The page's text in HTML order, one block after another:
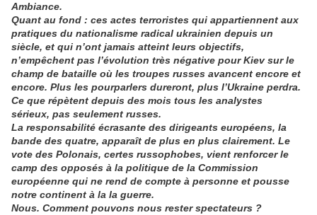
Ambiance.
Quant au fond : ces actes terroristes qui appartiennent aux
pratiques du nationalisme radical ukrainien depuis un
siècle, et qui n’ont jamais atteint leurs objectifs,
n’empêchent pas l’évolution très négative pour Kiev sur le
champ de bataille où les troupes russes avancent encore et
encore. Plus les pourparlers dureront, plus l’Ukraine perdra.
Ce que répètent depuis des mois tous les analystes
sérieux, pas seulement russes.
La responsabilité écrasante des dirigeants européens, la
bande des quatre, apparaît de plus en plus clairement. Le
vote des Polonais, certes russophobes, vient renforcer le
camp des opposés à la politique de la Commission
européenne qui ne rend de compte à personne et pousse
notre continent à la la guerre.
Nous. Comment pouvons nous rester spectateurs ?